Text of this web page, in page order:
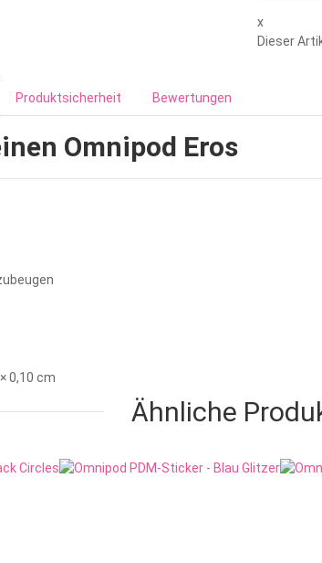
x
Dieser
Produktsicherheit Bewertungen
Omnipod Eros
0,10 cm
Ähnliche